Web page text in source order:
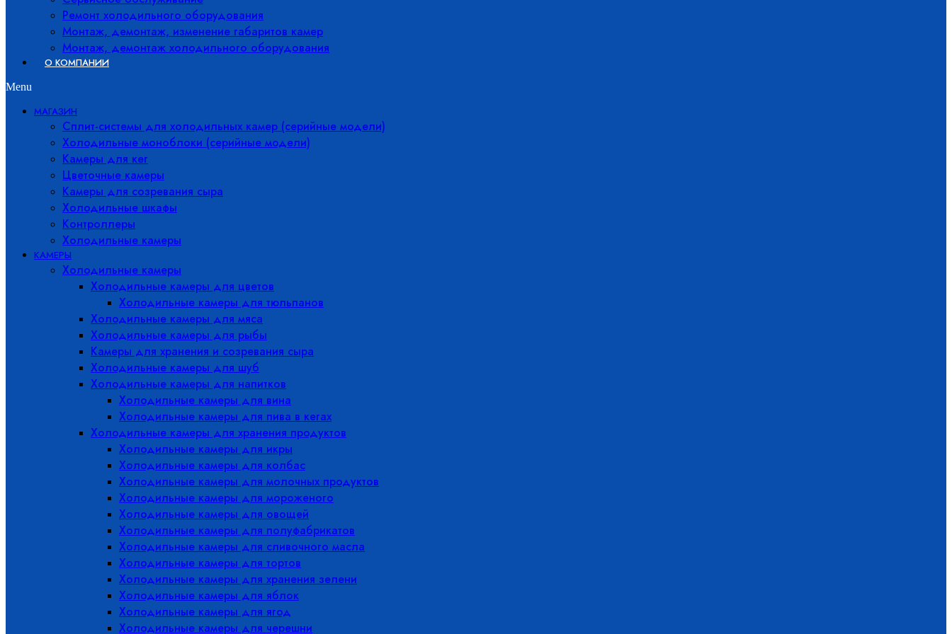
Ремонт холодильного оборудования
Монтаж, демонтаж, изменение габаритов камер
Монтаж, демонтаж холодильного оборудования
О КОМПАНИИ
Menu
МАГАЗИН
Сплит-системы для холодильных камер (серийные модели)
Холодильные моноблоки (серийные модели)
Камеры для кег
Цветочные камеры
Камеры для созревания сыра
Холодильные шкафы
Контроллеры
Холодильные камеры
КАМЕРЫ
Холодильные камеры
Холодильные камеры для цветов
Холодильные камеры для тюльпанов
Холодильные камеры для мяса
Холодильные камеры для рыбы
Камеры для хранения и созревания сыра
Холодильные камеры для шуб
Холодильные камеры для напитков
Холодильные камеры для вина
Холодильные камеры для пива в кегах
Холодильные камеры для хранения продуктов
Холодильные камеры для икры
Холодильные камеры для колбас
Холодильные камеры для молочных продуктов
Холодильные камеры для мороженого
Холодильные камеры для овощей
Холодильные камеры для полуфабрикатов
Холодильные камеры для сливочного масла
Холодильные камеры для тортов
Холодильные камеры для хранения зелени
Холодильные камеры для яблок
Холодильные камеры для ягод
Холодильные камеры для черешни